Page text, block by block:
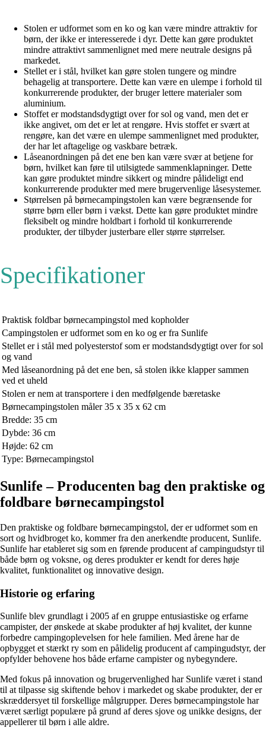
Stolen er udformet som en ko og kan være mindre attraktiv for
børn, der ikke er interesserede i dyr. Dette kan gøre produktet
mindre attraktivt sammenlignet med mere neutrale designs på
markedet.
Stellet er i stål, hvilket kan gøre stolen tungere og mindre
behagelig at transportere. Dette kan være en ulempe i forhold til
konkurrerende produkter, der bruger lettere materialer som
aluminium.
Stoffet er modstandsdygtigt over for sol og vand, men det er
ikke angivet, om det er let at rengøre. Hvis stoffet er svært at
rengøre, kan det være en ulempe sammenlignet med produkter,
der har let aftagelige og vaskbare betræk.
Låseanordningen på det ene ben kan være svær at betjene for
børn, hvilket kan føre til utilsigtede sammenklapninger. Dette
kan gøre produktet mindre sikkert og mindre pålideligt end
konkurrerende produkter med mere brugervenlige låsesystemer.
Størrelsen på børnecampingstolen kan være begrænsende for
større børn eller børn i vækst. Dette kan gøre produktet mindre
fleksibelt og mindre holdbart i forhold til konkurrerende
produkter, der tilbyder justerbare eller større størrelser.
Specifikationer
Praktisk foldbar børnecampingstol med kopholder
Campingstolen er udformet som en ko og er fra Sunlife
Stellet er i stål med polyesterstof som er modstandsdygtigt over for sol
og vand
Med låseanordning på det ene ben, så stolen ikke klapper sammen
ved et uheld
Stolen er nem at transportere i den medfølgende bæretaske
Børnecampingstolen måler 35 x 35 x 62 cm
Bredde: 35 cm
Dybde: 36 cm
Højde: 62 cm
Type: Børnecampingstol
Sunlife – Producenten bag den praktiske og
foldbare børnecampingstol
Den praktiske og foldbare børnecampingstol, der er udformet som en
sort og hvidbroget ko, kommer fra den anerkendte producent, Sunlife.
Sunlife har etableret sig som en førende producent af campingudstyr til
både børn og voksne, og deres produkter er kendt for deres høje
kvalitet, funktionalitet og innovative design.
Historie og erfaring
Sunlife blev grundlagt i 2005 af en gruppe entusiastiske og erfarne
campister, der ønskede at skabe produkter af høj kvalitet, der kunne
forbedre campingoplevelsen for hele familien. Med årene har de
opbygget et stærkt ry som en pålidelig producent af campingudstyr, der
opfylder behovene hos både erfarne campister og nybegyndere.
Med fokus på innovation og brugervenlighed har Sunlife været i stand
til at tilpasse sig skiftende behov i markedet og skabe produkter, der er
skræddersyet til forskellige målgrupper. Deres børnecampingstole har
været særligt populære på grund af deres sjove og unikke designs, der
appellerer til børn i alle aldre.